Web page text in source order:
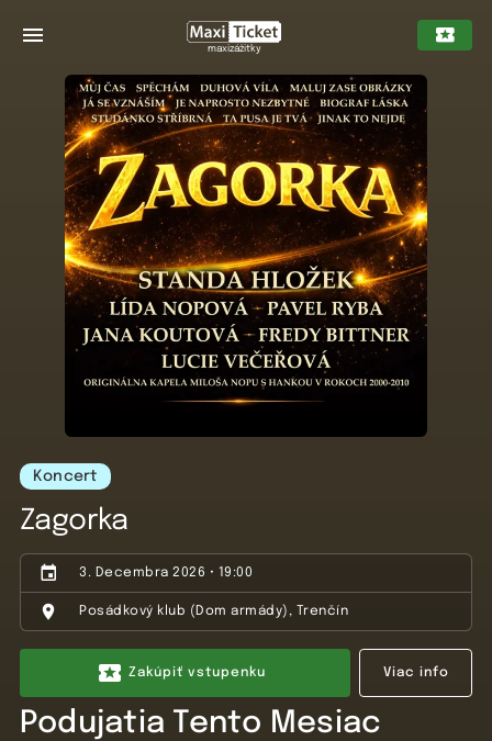
maxizážitky
Koncert
Zagorka
3. Decembra 2026 • 19:00
Posádkový klub (Dom armády), Trenčín
Zakúpiť vstupenku Viac info
Podujatia Tento Mesiac